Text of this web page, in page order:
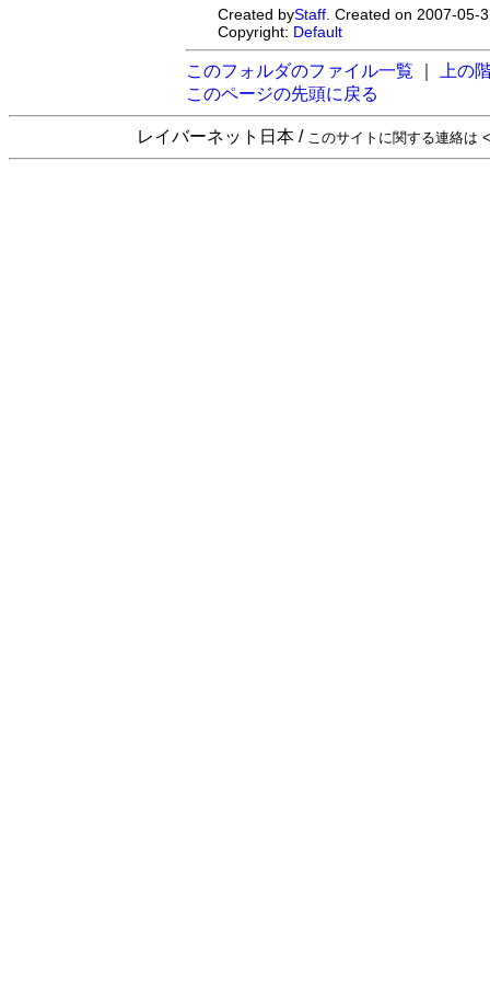
Created byStaff . Created on 2007-
Copyright: Default
このフォルダのファイル一覧
上の
このページの先頭に戻る
レイバーネット日本 / このサイトに関する連絡は